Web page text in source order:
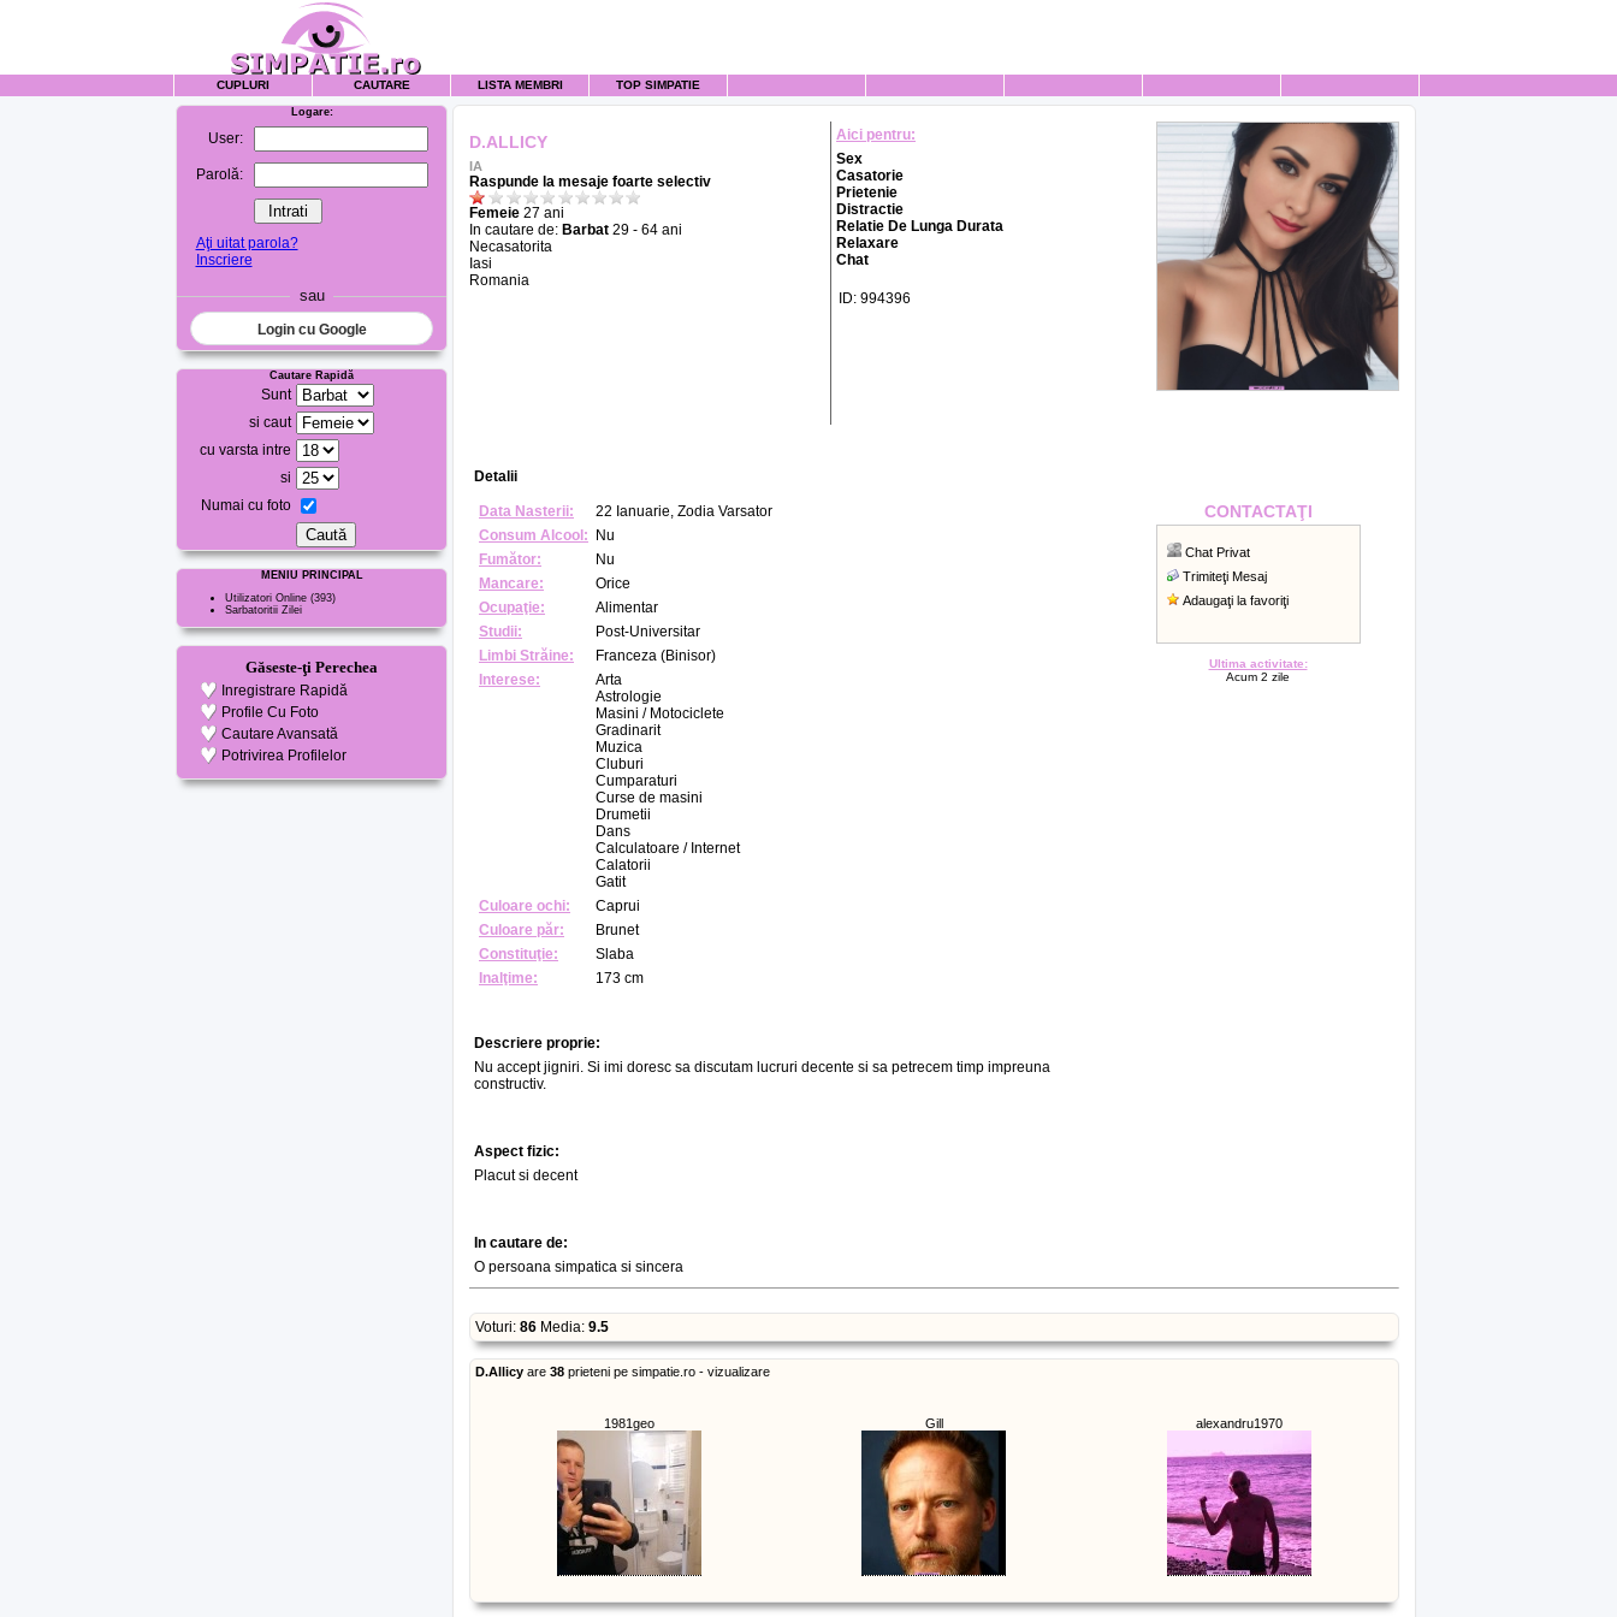
CUPLURI CAUTARE LISTA MEMBRI TOP SIMPATIE
Logare:
User:
Parolă:
Aţi uitat parola?
Inscriere
sau
Login cu Google
Cautare Rapidă
Sunt
si caut
cu varsta intre
si
Numai cu foto
MENIU PRINCIPAL
Utilizatori Online (393)
Sarbatoritii Zilei
Găseste-ţi Perechea
Inregistrare Rapidă
Profile Cu Foto
Cautare Avansată
Potrivirea Profilelor
D.ALLICY
IA
Raspunde la mesaje foarte selectiv
Femeie 27 ani
In cautare de: Barbat 29 - 64 ani
Necasatorita
Iasi
Romania
Aici pentru:
Sex
Casatorie
Prietenie
Distractie
Relatie De Lunga Durata
Relaxare
Chat
ID: 994396
Detalii
Data Nasterii:
22 Ianuarie, Zodia Varsator
Consum Alcool:
Nu
Fumător:
Nu
Mancare:
Orice
Ocupaţie:
Alimentar
Studii:
Post-Universitar
Limbi Străine:
Franceza (Binisor)
Interese:
Arta
Astrologie
Masini / Motociclete
Gradinarit
Muzica
Cluburi
Cumparaturi
Curse de masini
Drumetii
Dans
Calculatoare / Internet
Calatorii
Gatit
Culoare ochi:
Caprui
Culoare păr:
Brunet
Constituţie:
Slaba
Inalţime:
173 cm
CONTACTAŢI
Chat Privat
Trimiteţi Mesaj
Adaugaţi la favoriţi
Ultima activitate:
Acum 2 zile
Descriere proprie:
Nu accept jigniri. Si imi doresc sa discutam lucruri decente si sa petrecem timp impreuna
constructiv.
Aspect fizic:
Placut si decent
In cautare de:
O persoana simpatica si sincera
Voturi: 86 Media: 9.5
D.Allicy are 38 prieteni pe simpatie.ro - vizualizare
1981geo Gill alexandru1970